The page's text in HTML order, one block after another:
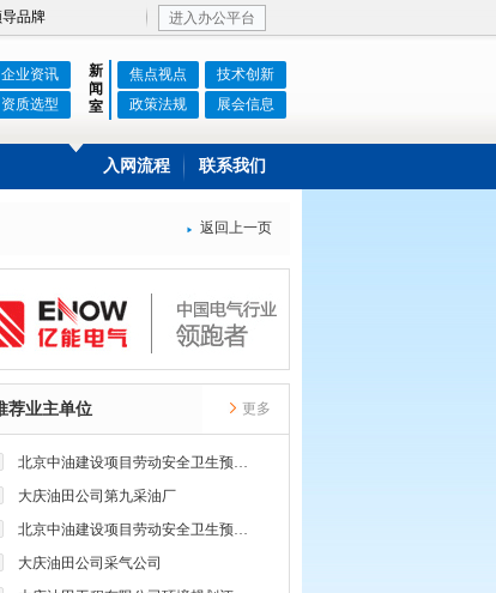
导品牌 进入办公平台
企业资讯
新
闻
室
焦点视点
技术创新
资质选型 政策法规 展会信息
入网流程 联系我们
 返回上一页
荐业主单位 更多
北京中油建设项目劳动安全卫生预评价有限公司
大庆油田公司第九采油厂
北京中油建设项目劳动安全卫生预评价有限公司
大庆油田公司采气公司